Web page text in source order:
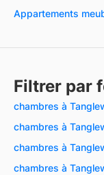
Appartements
Filtrer par
chambres à
chambres à
chambres à
chambres à